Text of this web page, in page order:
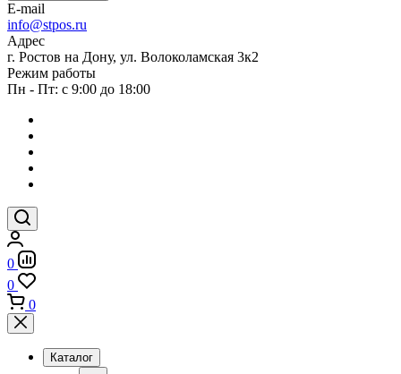
E-mail
info@stpos.ru
Адрес
г. Ростов на Дону, ул. Волоколамская 3к2
Режим работы
Пн - Пт: с 9:00 до 18:00
0
0
0
Каталог